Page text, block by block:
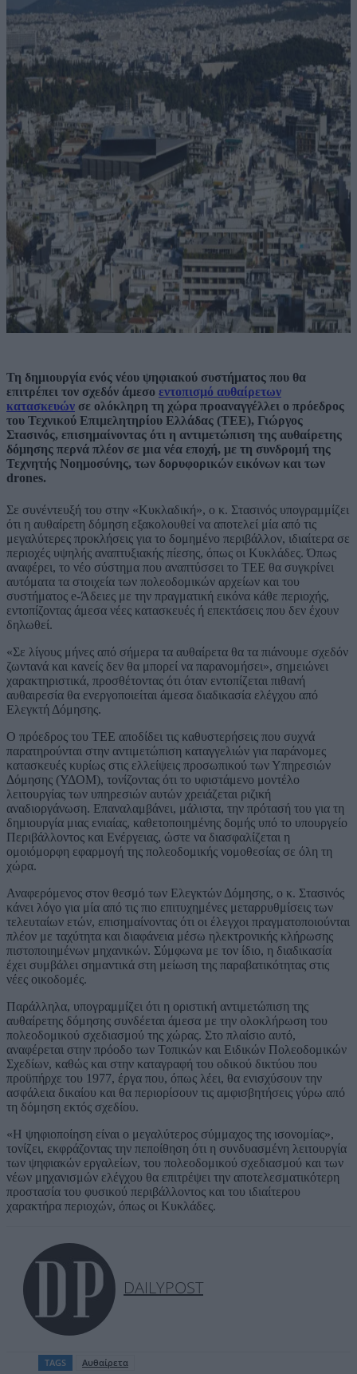
Τη δημιουργία ενός νέου ψηφιακού συστήματος που θα
επιτρέπει τον σχεδόν άμεσο εντοπισμό αυθαίρετων
κατασκευών σε ολόκληρη τη χώρα προαναγγέλλει ο πρόεδρος
του Τεχνικού Επιμελητηρίου Ελλάδας (ΤΕΕ), Γιώργος
Στασινός, επισημαίνοντας ότι η αντιμετώπιση της αυθαίρετης
δόμησης περνά πλέον σε μια νέα εποχή, με τη συνδρομή της
Τεχνητής Νοημοσύνης, των δορυφορικών εικόνων και των
drones.
Σε συνέντευξή του στην «Κυκλαδική», ο κ. Στασινός υπογραμμίζει
ότι η αυθαίρετη δόμηση εξακολουθεί να αποτελεί μία από τις
μεγαλύτερες προκλήσεις για το δομημένο περιβάλλον, ιδιαίτερα σε
περιοχές υψηλής αναπτυξιακής πίεσης, όπως οι Κυκλάδες. Όπως
αναφέρει, το νέο σύστημα που αναπτύσσει το ΤΕΕ θα συγκρίνει
αυτόματα τα στοιχεία των πολεοδομικών αρχείων και του
συστήματος e-Άδειες με την πραγματική εικόνα κάθε περιοχής,
εντοπίζοντας άμεσα νέες κατασκευές ή επεκτάσεις που δεν έχουν
δηλωθεί.
«Σε λίγους μήνες από σήμερα τα αυθαίρετα θα τα πιάνουμε σχεδόν
ζωντανά και κανείς δεν θα μπορεί να παρανομήσει», σημειώνει
χαρακτηριστικά, προσθέτοντας ότι όταν εντοπίζεται πιθανή
αυθαιρεσία θα ενεργοποιείται άμεσα διαδικασία ελέγχου από
Ελεγκτή Δόμησης.
Ο πρόεδρος του ΤΕΕ αποδίδει τις καθυστερήσεις που συχνά
παρατηρούνται στην αντιμετώπιση καταγγελιών για παράνομες
κατασκευές κυρίως στις ελλείψεις προσωπικού των Υπηρεσιών
Δόμησης (ΥΔΟΜ), τονίζοντας ότι το υφιστάμενο μοντέλο
λειτουργίας των υπηρεσιών αυτών χρειάζεται ριζική
αναδιοργάνωση. Επαναλαμβάνει, μάλιστα, την πρότασή του για τη
δημιουργία μιας ενιαίας, καθετοποιημένης δομής υπό το υπουργείο
Περιβάλλοντος και Ενέργειας, ώστε να διασφαλίζεται η
ομοιόμορφη εφαρμογή της πολεοδομικής νομοθεσίας σε όλη τη
χώρα.
Αναφερόμενος στον θεσμό των Ελεγκτών Δόμησης, ο κ. Στασινός
κάνει λόγο για μία από τις πιο επιτυχημένες μεταρρυθμίσεις των
τελευταίων ετών, επισημαίνοντας ότι οι έλεγχοι πραγματοποιούνται
πλέον με ταχύτητα και διαφάνεια μέσω ηλεκτρονικής κλήρωσης
πιστοποιημένων μηχανικών. Σύμφωνα με τον ίδιο, η διαδικασία
έχει συμβάλει σημαντικά στη μείωση της παραβατικότητας στις
νέες οικοδομές.
Παράλληλα, υπογραμμίζει ότι η οριστική αντιμετώπιση της
αυθαίρετης δόμησης συνδέεται άμεσα με την ολοκλήρωση του
πολεοδομικού σχεδιασμού της χώρας. Στο πλαίσιο αυτό,
αναφέρεται στην πρόοδο των Τοπικών και Ειδικών Πολεοδομικών
Σχεδίων, καθώς και στην καταγραφή του οδικού δικτύου που
προϋπήρχε του 1977, έργα που, όπως λέει, θα ενισχύσουν την
ασφάλεια δικαίου και θα περιορίσουν τις αμφισβητήσεις γύρω από
τη δόμηση εκτός σχεδίου.
«Η ψηφιοποίηση είναι ο μεγαλύτερος σύμμαχος της ισονομίας»,
τονίζει, εκφράζοντας την πεποίθηση ότι η συνδυασμένη λειτουργία
των ψηφιακών εργαλείων, του πολεοδομικού σχεδιασμού και των
νέων μηχανισμών ελέγχου θα επιτρέψει την αποτελεσματικότερη
προστασία του φυσικού περιβάλλοντος και του ιδιαίτερου
χαρακτήρα περιοχών, όπως οι Κυκλάδες.
DAILYPOST
TAGS Αυθαίρετα